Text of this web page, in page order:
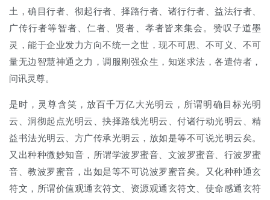
土，确目行者、彻起行者、择路行者、诸行行者、益法行者、
广传行者等智者、仁者、贤者、孝者皆来集会。赞叹子道墨
灵，能于企业发力方向不统一之世，现不可思、不可义、不可
量无边智慧神通之力，调服刚强众生，知迷求法，各遣侍者，
问讯灵尊。
是时，灵尊含笑，放百千万亿大光明云，所谓明确目标光明
云、洞彻起点光明云、抉择路线光明云、付诸行动光明云、精
益书法光明云、方广传承光明云，放如是等不可说光明云矣。
又出种种微妙知音，所谓学波罗蜜音、文波罗蜜音、行波罗蜜
音、教波罗蜜音，出如是等不可说波罗蜜音矣。又化种种通玄
符文，所谓价值观通玄符文、资源观通玄符文、使命感通玄符